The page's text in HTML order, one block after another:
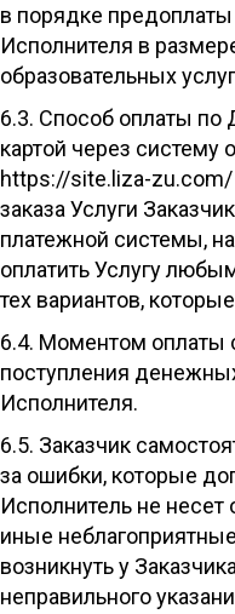
в порядке
Исполнителя в
образовательных
6.3. Способ оплаты по
картой через систему
https://site.liza-
заказа Услуги
платежной системы,
оплатить Услугу
тех вариантов,
6.4. Моментом оплаты
поступления
Исполнителя.
6.5. Заказчик
за ошибки, которые
Исполнитель не несет
иные
возникнуть у
неправильного